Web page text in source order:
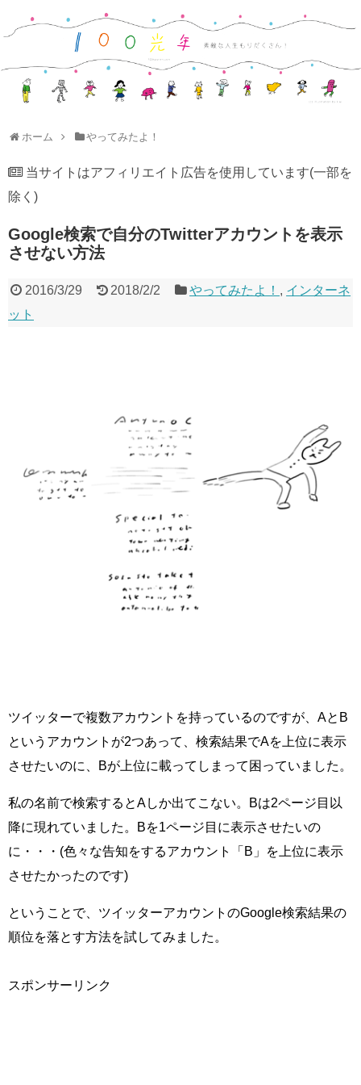
ホーム やってみたよ！
当サイトはアフィリエイト広告を使用しています(一部を
除く)
Google検索で自分のTwitterアカウントを表示
させない方法
2016/3/29 2018/2/2 やってみたよ！ , インターネ
ット
ツイッターで複数アカウントを持っているのですが、AとB
というアカウントが2つあって、検索結果でAを上位に表示
させたいのに、Bが上位に載ってしまって困っていました。
私の名前で検索するとAしか出てこない。Bは2ページ目以
降に現れていました。Bを1ページ目に表示させたいの
に・・・(色々な告知をするアカウント「B」を上位に表示
させたかったのです)
ということで、ツイッターアカウントのGoogle検索結果の
順位を落とす方法を試してみました。
スポンサーリンク